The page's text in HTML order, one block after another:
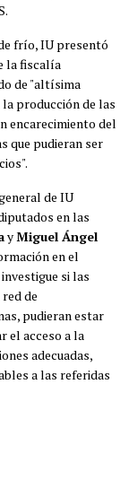
frío, IU presentó
la fiscalía
de "altísima
la producción de las
encarecimiento del
que pudieran ser
de IU
en las
yMiguel Ángel
en el
si las
de
pudieran estar
el acceso a la
adecuadas,
a las referidas